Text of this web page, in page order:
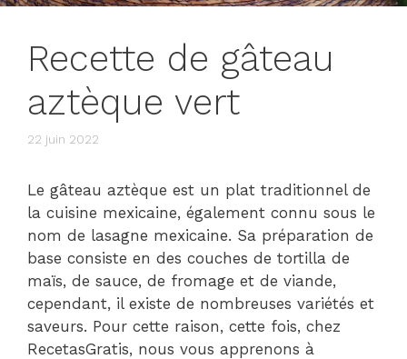
Recette de gâteau
aztèque vert
22 juin 2022
Le gâteau aztèque est un plat traditionnel de
la cuisine mexicaine, également connu sous le
nom de lasagne mexicaine. Sa préparation de
base consiste en des couches de tortilla de
maïs, de sauce, de fromage et de viande,
cependant, il existe de nombreuses variétés et
saveurs. Pour cette raison, cette fois, chez
RecetasGratis, nous vous apprenons à